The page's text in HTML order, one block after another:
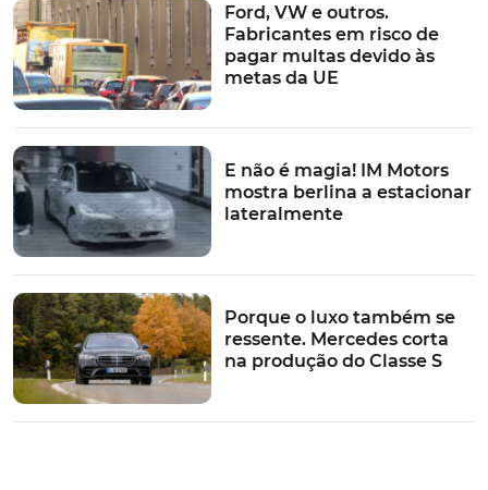
Ford, VW e outros.
Fabricantes em risco de
pagar multas devido às
metas da UE
E não é magia! IM Motors
mostra berlina a estacionar
lateralmente
Porque o luxo também se
ressente. Mercedes corta
na produção do Classe S